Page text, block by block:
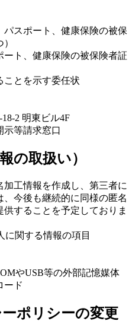
スポート、健康保険の被保
ト、健康保険の被保険者証
とを示す委任状
2 明東ビル4F
示等請求窓口
の取扱い）
工情報を作成し、第三者に
今後も継続的に同様の匿名
することを予定しておりま
に関する情報の項目
やUSB等の外部記憶媒体
ード
ポリシーの変更